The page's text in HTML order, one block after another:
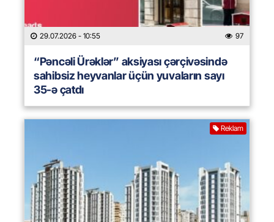
29.07.2026 - 10:55 97
“Pəncəli Ürəklər” aksiyası çərçivəsində
sahibsiz heyvanlar üçün yuvaların sayı
35-ə çatdı
Reklam